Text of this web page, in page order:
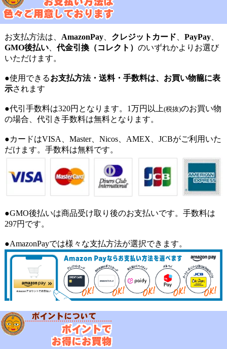
お支払方法は、 AmazonPay、 クレジットカード PayPay、
GMO後払い、代金引換（コレクト） のいずれかよりお選び
いただけます。
●使用できるお支払方法・送料・手数料は、お買い物籠に表
示されます
●代引手数料は320円となります。1万円以上(税抜)のお買い物
の場合、代引き手数料は無料となります。
●カードはVISA、Master、Nicos、AMEX、JCBがご利用いた
だけます。手数料は無料です。
●GMO後払いは商品受け取り後のお支払いです。手数料は
297円です。
●AmazonPayでは様々な支払方法が選択できます。